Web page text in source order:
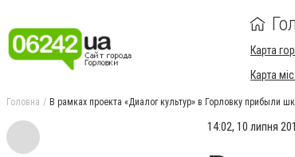
Карта
Карта
Головна В рамках проекта «Диалог культур» в Горловку прибыли
14:02, 10 липня